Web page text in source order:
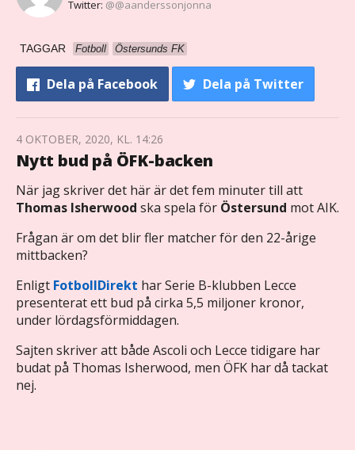
Twitter: @@aanderssonjonna
TAGGAR Fotboll Östersunds FK
Dela på Facebook Dela på Twitter
4 OKTOBER, 2020, KL. 14:26
Nytt bud på ÖFK-backen
När jag skriver det här är det fem minuter till att
Thomas Isherwood ska spela för Östersund mot AIK.
Frågan är om det blir fler matcher för den 22-årige
mittbacken?
Enligt FotbollDirekt har Serie B-klubben Lecce
presenterat ett bud på cirka 5,5 miljoner kronor,
under lördagsförmiddagen.
Sajten skriver att både Ascoli och Lecce tidigare har
budat på Thomas Isherwood, men ÖFK har då tackat
nej.